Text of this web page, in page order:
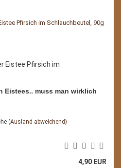
Eistee Pfirsich im
Eistees.. muss man wirklich
(Ausland abweichend)
4,90 EUR